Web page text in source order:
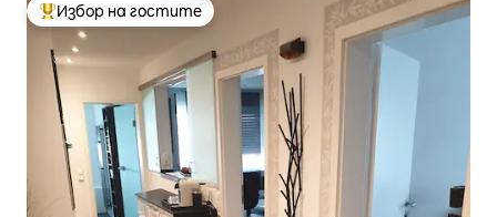
Най-популярен избор на гостите
Избор на гостите